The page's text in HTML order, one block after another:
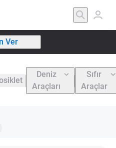
Ver
Deniz
Araçları
Sıfır
Araçlar